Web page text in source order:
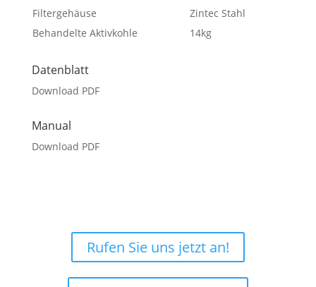
Filtergehäuse
Zintec Stahl
Behandelte Aktivkohle
14kg
Datenblatt
Download PDF
Manual
Download PDF
Rufen Sie uns jetzt an!